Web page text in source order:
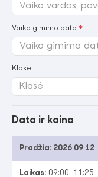
Vaiko gimimo data
Klasė
Data ir kaina
Pradžia: 2026 09 12
Laikas: 09:00–11:25